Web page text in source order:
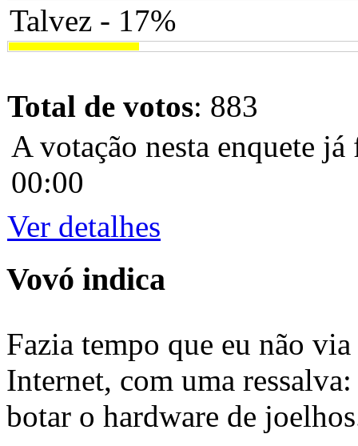
Talvez - 17%
Total de votos: 883
A votação nesta enquete
00:00
Ver detalhes
Vovó indica
Fazia tempo que eu não
Internet, com uma
botar o hardware de